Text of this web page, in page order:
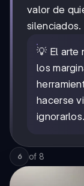
valor de
silenciados.
💡 El arte
los
hacerse
ignorarlos.
6 of 8